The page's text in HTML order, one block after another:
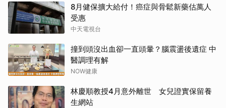
8月健保擴大給付！癌症與骨鬆新藥估萬人
受惠
中天電視台
撞到頭沒出血卻一直頭暈？腦震盪後遺症 中
醫調理有解
NOW健康
林慶順教授4月意外離世 女兒證實保留養
生網站